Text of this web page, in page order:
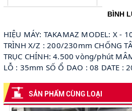
BÌNH
HIỆU MÁY: TAKAMAZ MODEL: X -
TRÌNH X/Z : 200/230mm CHỐNG
TRỤC CHÍNH: 4.500 vòng/phút
LỖ : 35mm SỐ Ổ DAO : 08 DATE :
SẢN PHẨM CÙNG LOẠI